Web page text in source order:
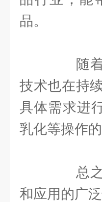
品。
随着
技术也在持
具体需求进
乳化等操作
总之
和应用的广